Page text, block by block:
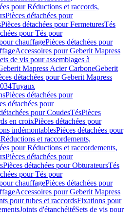
pour Réductions et raccords,
Pièces détachées pour
Pièces détachées pour FermeturesTés
pour Tés pour
chauffagePièces détachées pour
Accessoires pour Geberit Mapress
de vis pour assemblages à
Mapress Acier CarboneGeberit
détachées pour Geberit Mapress
Tuyaux
Pièces détachées pour
détachées pour
pour CoudesTésPièces
en croixPièces détachées pour
indémontablesPièces détachées pour
Réductions et raccordements,
pour Réductions et raccordements,
Pièces détachées pour
Pièces détachées pour ObturateursTés
pour Tés pour
chauffagePièces détachées pour
Accessoires pour Geberit Mapress
pour tubes et raccordsFixations pour
Joints d'étanchéitéSets de vis pour